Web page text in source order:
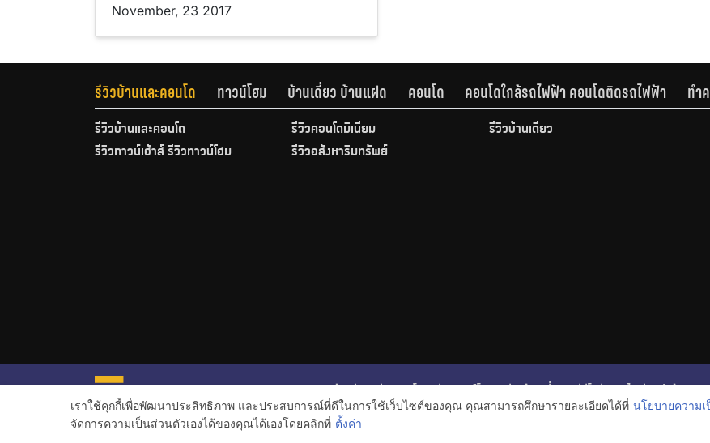
November, 23 2017
รีวิวบ้านและคอนโด ทาวน์โฮม บ้านเดี่ยว บ้านแฝด คอนโด คอนโดใกล้รถไฟฟ้า คอนโดติดรถไฟฟ้า ทำ
รีวิวบ้านและคอนโด รีวิวคอนโดมิเนียม
รีวิวบ้านเดี่ยว
รีวิวทาวน์เฮ้าส์ รีวิวทาวน์โฮม
รีวิวอสังหาริมทรัพย์
หน้าหลัก รีวิวคอนโด รีวิวทาวน์โฮม รีวิวบ้านเดี่ยว วีดีโอรีวิว
ไอเดียแต่งบ้าน
ข่าวอสังหาริมทรัพย์
โปรโมชั่นบ้านและคอนโด
เราใช้คุกกี้เพื่อพัฒนาประสิทธิภาพ และประสบการณ์ที่ดีในการใช้เว็บไซต์ของคุณ คุณสามารถศึกษารายละเอียดได้ที่ นโยบายความ
จัดการความเป็นส่วนตัวเองได้ของคุณได้เองโดยคลิกที่ ตั้งค่า